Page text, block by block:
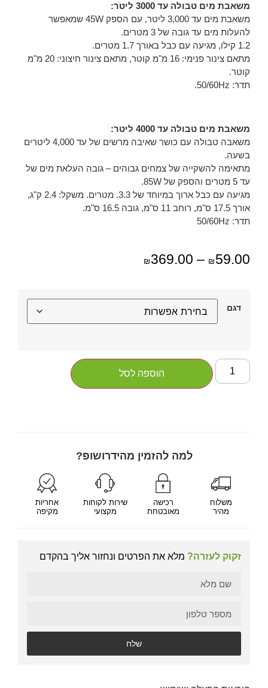
משאבת מים טבולה עד 3000 ליטר:
משאבת מים עד 3,000 ליטר, עם הספק 45W שמאפשר
להעלות מים עד גובה של 3 מטרים.
1.2 קילו, מגיעה עם כבל באורך 1.7 מטרים.
מתאם צינור פנימי: 16 מ"מ קוטר, מתאם צינור חיצוני: 20 מ"מ
קוטר.
תדר: 50/60Hz.
משאבת מים טבולה עד 4000 ליטר:
משאבה טבולה עם כושר שאיבה מרשים של עד 4,000 ליטרים
בשעה.
מתאימה להשקייה של צמחים גבוהים – גובה העלאת מים של
עד 5 מטרים והספק של 85W.
מגיעה עם כבל ארוך במיוחד של 3.3. מטרים. משקל: 2.4 ק"ג,
אורך 17.5 ס"מ, רוחב 11 ס"מ, גובה 16.5 ס"מ.
תדר: 50/60Hz
₪ 59.00
–
₪ 369.00
דגם
הוספה לסל
למה להזמין מהידרושופ?
משלוח
מהיר
רכישה
מאובטחת
שירות לקוחות
מקצועי
אחריות
מקיפה
זקוק לעזרה? מלא את הפרטים ונחזור אליך בהקדם
שלח